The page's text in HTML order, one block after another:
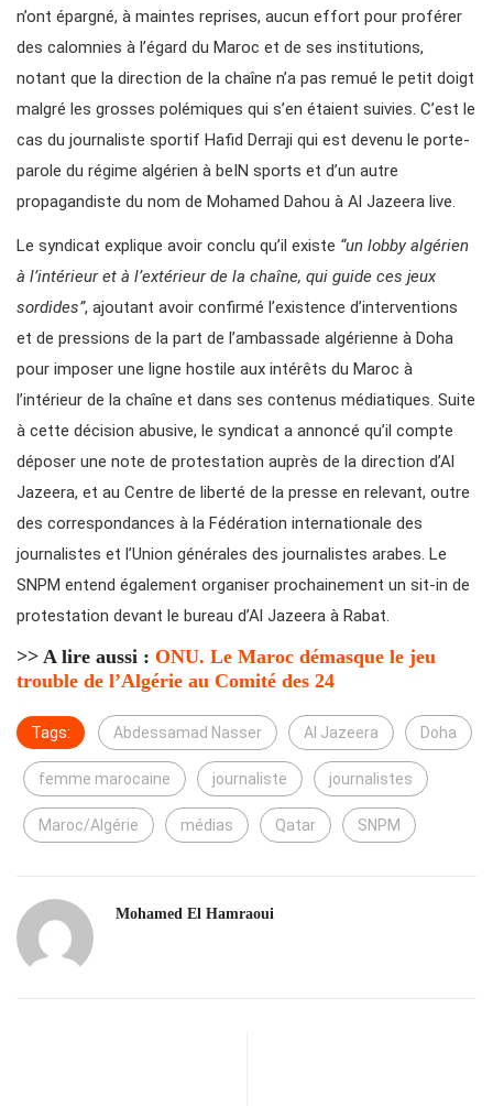
n’ont épargné, à maintes reprises, aucun effort pour proférer
des calomnies à l’égard du Maroc et de ses institutions,
notant que la direction de la chaîne n’a pas remué le petit doigt
malgré les grosses polémiques qui s’en étaient suivies. C’est le
cas du journaliste sportif Hafid Derraji qui est devenu le porte-
parole du régime algérien à beIN sports et d’un autre
propagandiste du nom de Mohamed Dahou à Al Jazeera live.
Le syndicat explique avoir conclu qu’il existe “un lobby algérien
à l’intérieur et à l’extérieur de la chaîne, qui guide ces jeux
sordides”, ajoutant avoir confirmé l’existence d’interventions
et de pressions de la part de l’ambassade algérienne à Doha
pour imposer une ligne hostile aux intérêts du Maroc à
l’intérieur de la chaîne et dans ses contenus médiatiques. Suite
à cette décision abusive, le syndicat a annoncé qu’il compte
déposer une note de protestation auprès de la direction d’Al
Jazeera, et au Centre de liberté de la presse en relevant, outre
des correspondances à la Fédération internationale des
journalistes et l’Union générales des journalistes arabes. Le
SNPM entend également organiser prochainement un sit-in de
protestation devant le bureau d’Al Jazeera à Rabat.
>> A lire aussi : ONU. Le Maroc démasque le jeu
trouble de l’Algérie au Comité des 24
Tags: Abdessamad Nasser Al Jazeera Doha
femme marocaine journaliste journalistes
Maroc/Algérie médias Qatar SNPM
Mohamed El Hamraoui